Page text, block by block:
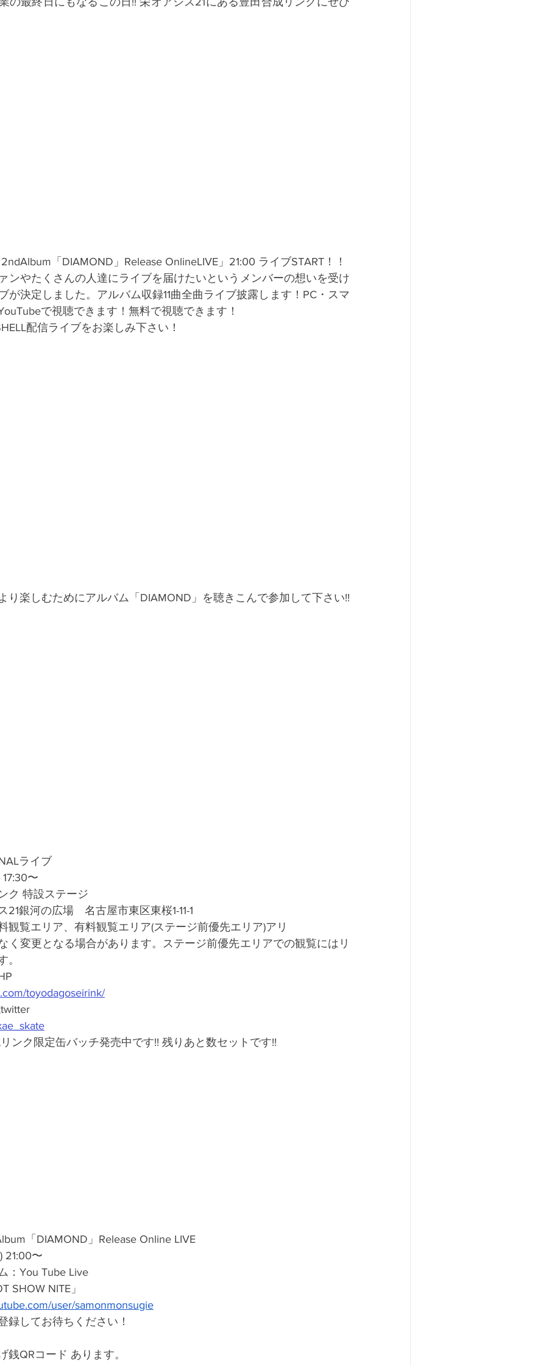
「DIAMOND」Release OnlineLIVE」21:00 ライブSTART！！
ンやたくさんの人達にライブを届けたいというメンバーの想いを受け
が決定しました。アルバム収録11曲全曲ライブ披露します！PC・スマ
で視聴できます！無料で視聴できます！
配信ライブをお楽しみ下さい！
り楽しむためにアルバム「DIAMOND」を聴きこんで参加して下さい!!
ライブ
〜
ク 特設ステージ
の広場　名古屋市東区東桜1-11-1
観覧エリア、有料観覧エリア(ステージ前優先エリア)アリ
く変更となる場合があります。ステージ前優先エリアでの観覧にはリ
。
toyodagoseirink/
ンク限定缶バッチ発売中です!! 残りあと数セットです!!
「DIAMOND」Release Online LIVE
21:00〜
：You Tube Live
SHOW NITE」
user/samonmonsugie
録してお待ちください！
銭QRコード あります。